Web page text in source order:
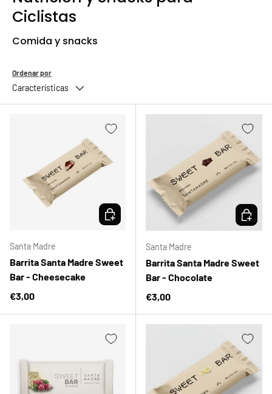
Ciclistas
Comida y snacks
Ordenar por
Características
Santa Madre
Barrita Santa Madre Sweet
Bar - Cheesecake
Precio normal
€3,00
ELEGIR OPCIONES
Santa Madre
Barrita Santa Madre Sweet
Bar - Chocolate
Precio normal
€3,00
ELEGIR